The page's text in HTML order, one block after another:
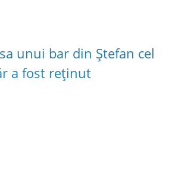
unui bar din Ștefan cel
a fost reținut